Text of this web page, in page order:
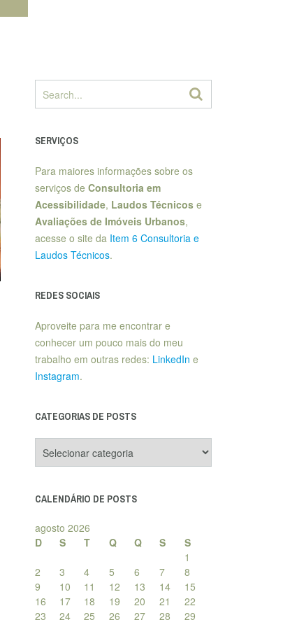
SERVIÇOS
Para maiores informações sobre os
serviços de Consultoria em
Acessibilidade, Laudos Técnicose
Avaliações de Imóveis Urbanos,
acesse o site da Item 6 Consultoria e
Laudos Técnicos.
REDES SOCIAIS
Aproveite para me encontrar e
conhecer um pouco mais do meu
trabalho em outras redes: LinkedIn e
Instagram.
CATEGORIAS DE POSTS
de
CALENDÁRIO DE POSTS
agosto 2026
D
S T Q Q S
S
1
2
3 4 5 6 7
8
9
10 11 12 13 14
15
16
17 18 19 20 21
22
23
24 25 26 27 28
29